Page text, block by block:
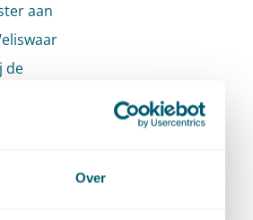
Over
aan
de
voor eigen